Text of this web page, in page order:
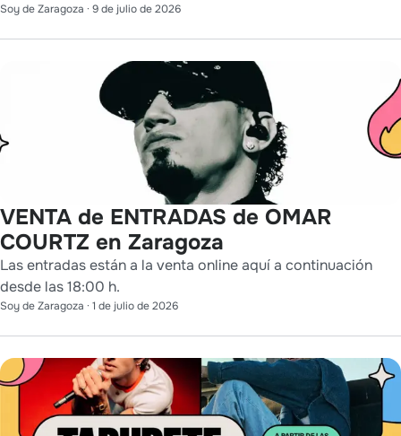
Soy de Zaragoza · 9 de julio de 2026
VENTA de ENTRADAS de OMAR
COURTZ en Zaragoza
Las entradas están a la venta online aquí a continuación
desde las 18:00 h.
Soy de Zaragoza · 1 de julio de 2026